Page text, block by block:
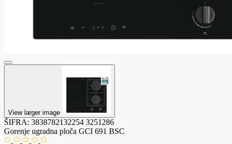
View larger image
ŠIFRA: 3838782132254 3251286
Gorenje ugradna ploča GCI 691 BSC